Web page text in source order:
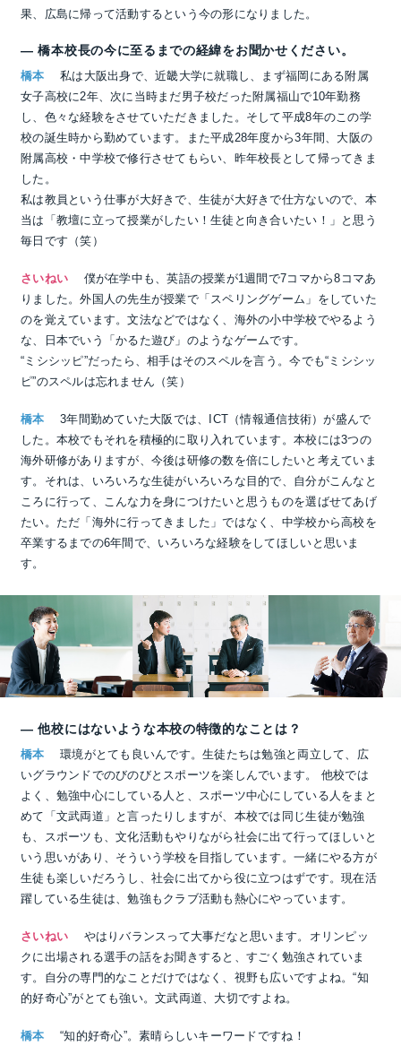
果、広島に帰って活動するという今の形になりました。
― 橋本校長の今に至るまでの経緯をお聞かせください。
橋本 私は大阪出身で、近畿大学に就職し、まず福岡にある附属
女子高校に2年、次に当時まだ男子校だった附属福山で10年勤務
し、色々な経験をさせていただきました。そして平成8年のこの学
校の誕生時から勤めています。また平成28年度から3年間、大阪の
附属高校・中学校で修行させてもらい、昨年校長として帰ってきま
した。
私は教員という仕事が大好きで、生徒が大好きで仕方ないので、本
当は「教壇に立って授業がしたい！生徒と向き合いたい！」と思う
毎日です（笑）
さいねい 僕が在学中も、英語の授業が1週間で7コマから8コマあ
りました。外国人の先生が授業で「スペリングゲーム」をしていた
のを覚えています。文法などではなく、海外の小中学校でやるよう
な、日本でいう「かるた遊び」のようなゲームです。
“ミシシッピ”だったら、相手はそのスペルを言う。今でも“ミシシッ
ピ”のスペルは忘れません（笑）
橋本 3年間勤めていた大阪では、ICT（情報通信技術）が盛んで
した。本校でもそれを積極的に取り入れています。本校には3つの
海外研修がありますが、今後は研修の数を倍にしたいと考えていま
す。それは、いろいろな生徒がいろいろな目的で、自分がこんなと
ころに行って、こんな力を身につけたいと思うものを選ばせてあげ
たい。ただ「海外に行ってきました」ではなく、中学校から高校を
卒業するまでの6年間で、いろいろな経験をしてほしいと思いま
す。
― 他校にはないような本校の特徴的なことは？
橋本 環境がとても良いんです。生徒たちは勉強と両立して、広
いグラウンドでのびのびとスポーツを楽しんでいます。 他校では
よく、勉強中心にしている人と、スポーツ中心にしている人をまと
めて「文武両道」と言ったりしますが、本校では同じ生徒が勉強
も、スポーツも、文化活動もやりながら社会に出て行ってほしいと
いう思いがあり、そういう学校を目指しています。一緒にやる方が
生徒も楽しいだろうし、社会に出てから役に立つはずです。現在活
躍している生徒は、勉強もクラブ活動も熱心にやっています。
さいねい やはりバランスって大事だなと思います。オリンピッ
クに出場される選手の話をお聞きすると、すごく勉強されていま
す。自分の専門的なことだけではなく、視野も広いですよね。“知
的好奇心”がとても強い。文武両道、大切ですよね。
橋本 “知的好奇心”。素晴らしいキーワードですね！